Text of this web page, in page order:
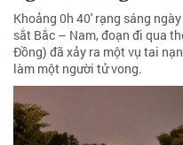
Khoảng 0h 40' rạng sáng
sắt Bắc – Nam, đoạn đi qua
Đồng) đã xảy ra một vụ tai
làm một người tử vong.